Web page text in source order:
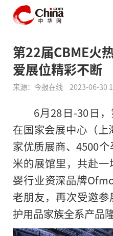
第22届CBME火
爱展位精彩不断
来源：今报在线 2023-06-30
6月28日-30日
在国家会展中心（
家优质展商、4500
米的展馆里，共赴
婴行业资深品牌
老朋友，再次受邀
护用品家族全系产品